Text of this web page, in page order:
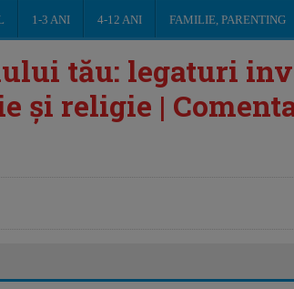
1-3 ANI 4-12 ANI FAMILIE, PARENTING
tău: legaturi
și religie |